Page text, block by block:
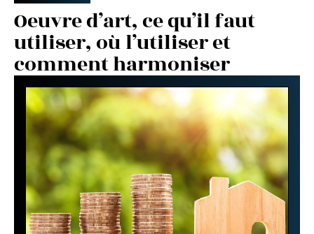
Oeuvre d’art, ce qu’il faut
utiliser, où l’utiliser et
comment harmoniser